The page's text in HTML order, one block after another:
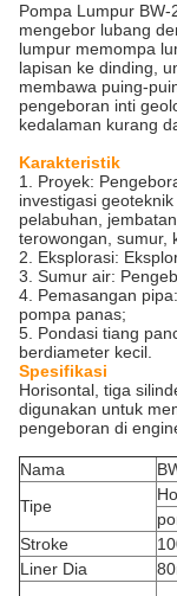
Pompa Lumpur
mengebor lubang
lumpur memompa
lapisan ke dinding,
membawa puing-
pengeboran inti
kedalaman kurang
Karakteristik
1. Proyek:
investigasi
pelabuhan,
terowongan, sumur,
2. Eksplorasi:
3. Sumur air:
4. Pemasangan
pompa panas;
5. Pondasi tiang
berdiameter kecil.
Spesifikasi
Horisontal, tiga
digunakan untuk
pengeboran di
Nama
Tipe
Stroke
Liner Dia